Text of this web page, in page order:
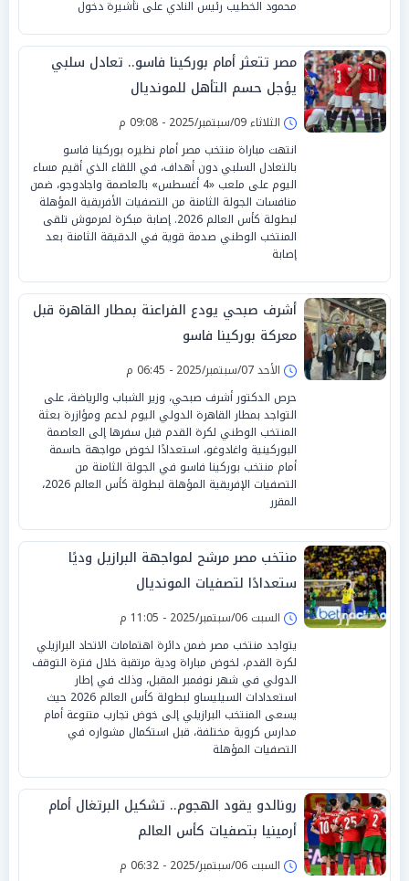
محمود الخطيب رئيس النادي على تأشيرة دخول
مصر تتعثر أمام بوركينا فاسو.. تعادل سلبي
يؤجل حسم التأهل للمونديال
الثلاثاء 09/سبتمبر/2025 - 09:08 م
انتهت مباراة منتخب مصر أمام نظيره بوركينا فاسو
بالتعادل السلبي دون أهداف، في اللقاء الذي أقيم مساء
اليوم على ملعب «4 أغسطس» بالعاصمة واجادوجو، ضمن
منافسات الجولة الثامنة من التصفيات الأفريقية المؤهلة
لبطولة كأس العالم 2026. إصابة مبكرة لمرموش تلقى
المنتخب الوطني صدمة قوية في الدقيقة الثامنة بعد
إصابة
أشرف صبحي يودع الفراعنة بمطار القاهرة قبل
معركة بوركينا فاسو
الأحد 07/سبتمبر/2025 - 06:45 م
حرص الدكتور أشرف صبحي، وزير الشباب والرياضة، على
التواجد بمطار القاهرة الدولي اليوم لدعم ومؤازرة بعثة
المنتخب الوطني لكرة القدم قبل سفرها إلى العاصمة
البوركينية واغادوغو، استعدادًا لخوض مواجهة حاسمة
أمام منتخب بوركينا فاسو في الجولة الثامنة من
التصفيات الإفريقية المؤهلة لبطولة كأس العالم 2026،
المقرر
منتخب مصر مرشح لمواجهة البرازيل وديًا
ستعدادًا لتصفيات المونديال
السبت 06/سبتمبر/2025 - 11:05 م
يتواجد منتخب مصر ضمن دائرة اهتمامات الاتحاد البرازيلي
لكرة القدم، لخوض مباراة ودية مرتقبة خلال فترة التوقف
الدولي في شهر نوفمبر المقبل، وذلك في إطار
استعدادات السيليساو لبطولة كأس العالم 2026 حيث
يسعى المنتخب البرازيلي إلى خوض تجارب متنوعة أمام
مدارس كروية مختلفة، قبل استكمال مشواره في
التصفيات المؤهلة
رونالدو يقود الهجوم.. تشكيل البرتغال أمام
أرمينيا بتصفيات كأس العالم
السبت 06/سبتمبر/2025 - 06:32 م